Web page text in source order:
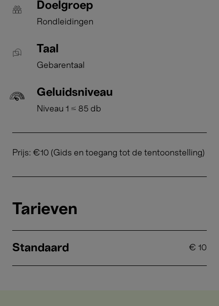
Doelgroep
Rondleidingen
Taal
Gebarentaal
Geluidsniveau
Niveau 1 ≤ 85 db
Prijs: €10 (Gids en toegang tot de tentoonstelling)
Tarieven
Standaard € 10